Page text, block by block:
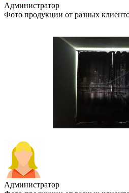
Администратор
Фото продукции от разных
Администратор